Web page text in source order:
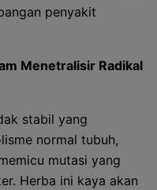
penyakit
Menetralisir Radikal
stabil yang
normal tubuh,
mutasi yang
Herba ini kaya akan